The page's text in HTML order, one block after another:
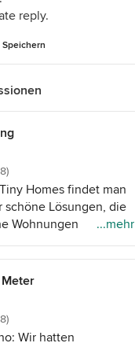
reply.
Speichern
Homes findet man
schöne Lösungen, die
Wohnungen
sind. Wohnmobile
Ich persönlich mag
Arbeitstisch),
ausladender
...mehr
Wir hatten